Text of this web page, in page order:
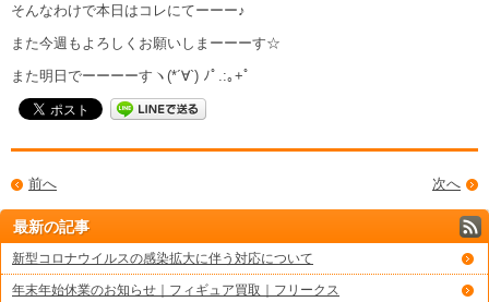
そんなわけで本日はコレにてーーー♪
また今週もよろしくお願いしまーーーす☆
また明日でーーーーすヽ(*´∀`) ﾉﾟ.:｡+ﾟ
次へ
前へ
最新の記事
新型コロナウイルスの感染拡大に伴う対応について
年末年始休業のお知らせ｜フィギュア買取｜フリークス